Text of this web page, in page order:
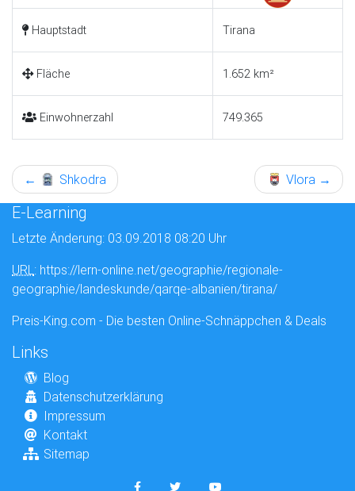
Hauptstadt Tirana
Fläche 1.652 km²
Einwohnerzahl 749.365
← Shkodra Vlora →
E-Learning
Letzte Änderung: 03.09.2018 08:20 Uhr
URL: https://lern-online.net/geographie/regionale-
geographie/landeskunde/qarqe-albanien/tirana/
Preis-King.com - Die besten Online-Schnäppchen & Deals
Links
Blog
Datenschutzerklärung
Impressum
Kontakt
Sitemap